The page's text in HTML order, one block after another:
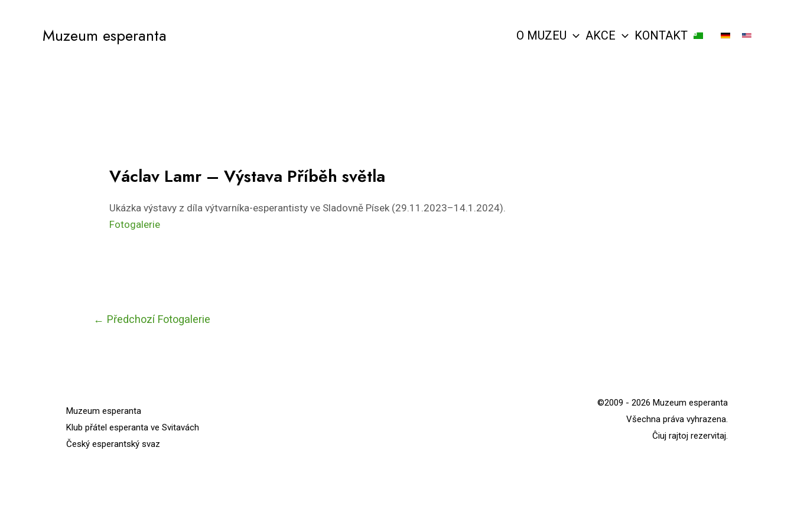
Muzeum esperanta O MUZEU AKCE KONTAKT
Václav Lamr – Výstava Příběh světla
Ukázka výstavy z díla výtvarníka-esperantisty ve Sladovně Písek (29.11.2023–14.1.2024).
Fotogalerie
Navigace
← Předchozí Fotogalerie
Muzeum esperanta
Klub přátel esperanta ve Svitavách
Český esperantský svaz
©2009 - 2026 Muzeum esperanta
Všechna práva vyhrazena.
Ĉiuj rajtoj rezervitaj.